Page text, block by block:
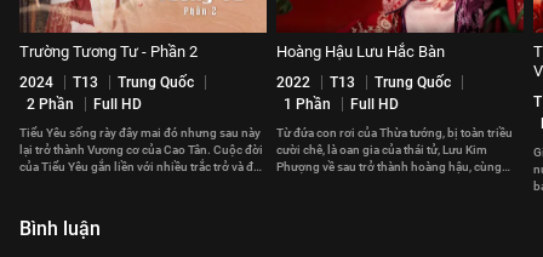
Trường Tương Tư - Phần 2
2024 T13
Trung Quốc
2 Phần
Full HD
Tiểu Yêu sống rày đây mai đó nhưng sau này
lại trở thành Vương cơ của Cao Tân. Cuộc đời
của Tiểu Yêu gắn liền với nhiều trắc trở và đau
Hoàng Hậu Lưu Hắc Bàn
2022 T13
Trung Quốc
1 Phần
Full HD
Từ đứa con rơi của Thừa tướng, bị toàn triều
cười chê, là oan gia của thái tử, Lưu Kim
Phượng về sau trở thành hoàng hậu, cùng
Bình luận